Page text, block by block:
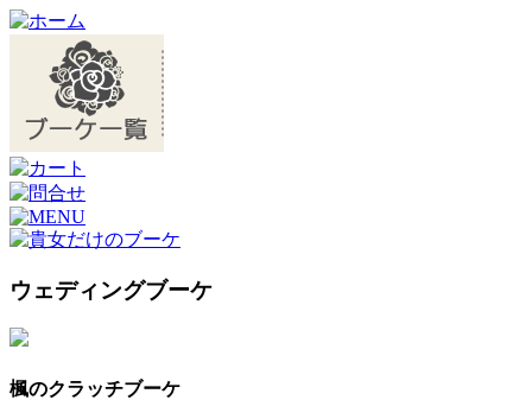
ウェディングブーケ
楓のクラッチブーケ